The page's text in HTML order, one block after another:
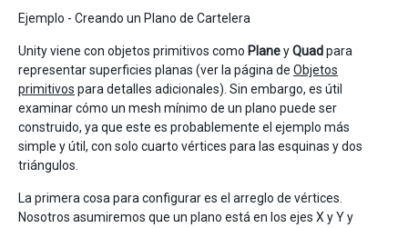
Ejemplo - Creando un Plano de Cartelera
Unity viene con objetos primitivos como PlaneyQuadpara
representar superficies planas (ver la página de Objetos
primitivos para detalles adicionales). Sin embargo, es útil
examinar cómo un mesh mínimo de un plano puede ser
construido, ya que este es probablemente el ejemplo más
simple y útil, con solo cuarto vértices para las esquinas y dos
triángulos.
La primera cosa para configurar es el arreglo de vértices.
Nosotros asumiremos que un plano está en los ejes X y Y y